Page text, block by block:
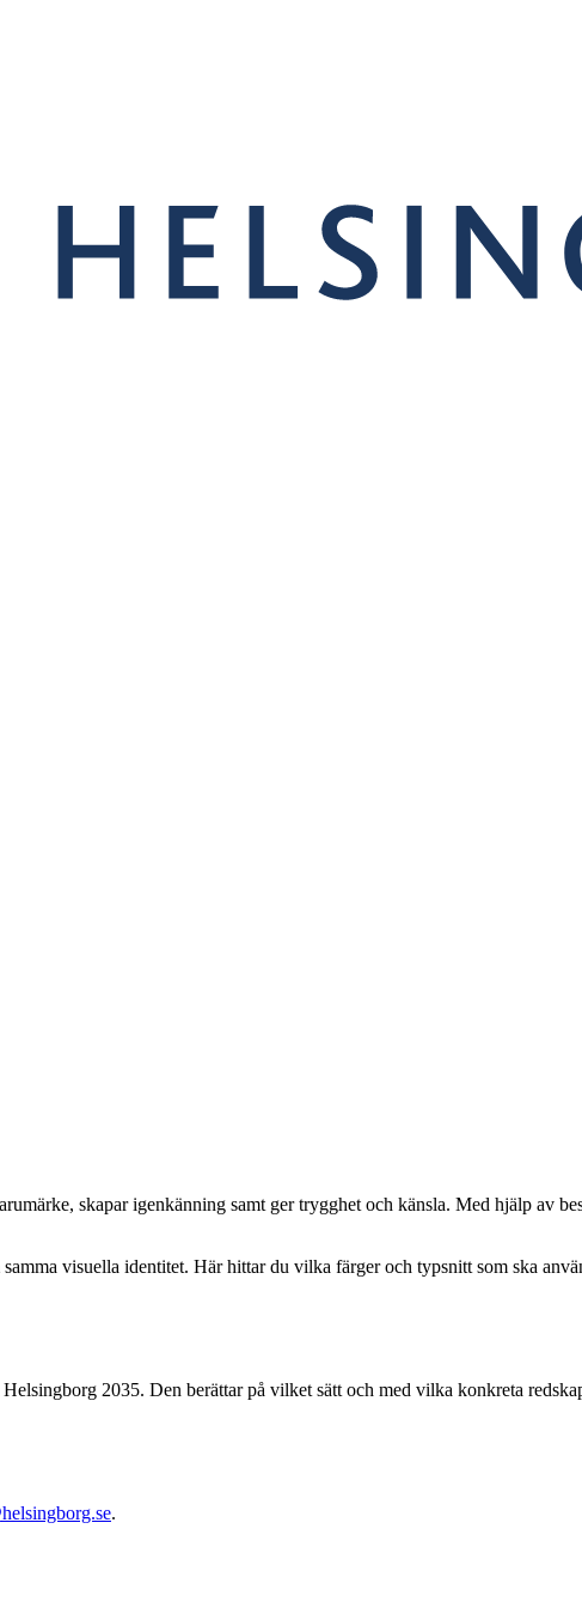
skapar igenkänning samt ger trygghet och känsla. Med hjälp av
visuella identitet. Här hittar du vilka färger och typsnitt som ska
2035. Den berättar på vilket sätt och med vilka konkreta
.